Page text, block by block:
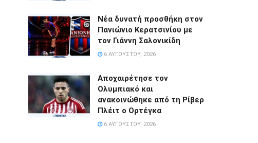
Νέα δυνατή προσθήκη στον
Πανιώνιο Κερατσινίου με
τον Γιάννη Σαλονικίδη
6 ΑΥΓΟΎΣΤΟΥ, 2026
Αποχαιρέτησε τον
Ολυμπιακό και
ανακοινώθηκε από τη Ρίβερ
Πλέιτ ο Ορτέγκα
6 ΑΥΓΟΎΣΤΟΥ, 2026